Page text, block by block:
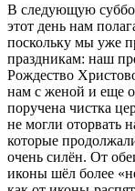
В следующую
этот день нам
поскольку мы уже
праздникам: наш
Рождество
нам с женой и еще
поручена чистка
не могли оторвать
которые
очень силён. От
иконы шёл более